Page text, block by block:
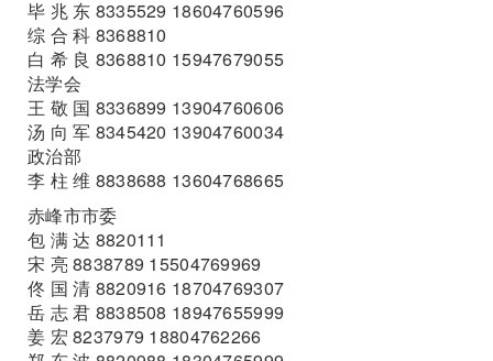
毕 兆 东 8335529 18604760596
综 合 科 8368810
白 希 良 8368810 15947679055
法学会
王 敬 国 8336899 13904760606
汤 向 军 8345420 13904760034
政治部
李 柱 维 8838688 13604768665
赤峰市市委
包 满 达 8820111
宋 亮 8838789 15504769969
佟 国 清 8820916 18704769307
岳 志 君 8838508 18947655999
姜 宏 8237979 18804762266